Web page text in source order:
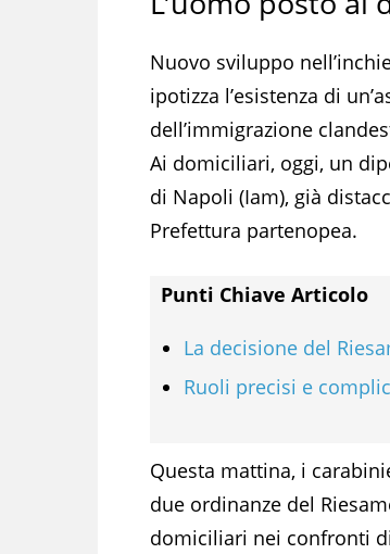
Nuovo sviluppo
ipotizza l’esistenza di
dell’immigrazione
Ai domiciliari, oggi, un
di Napoli (Iam), già
Prefettura partenopea.
Punti Chiave Articolo
La decisione del
Ruoli precisi e
Questa mattina, i
due ordinanze del
domiciliari nei confronti